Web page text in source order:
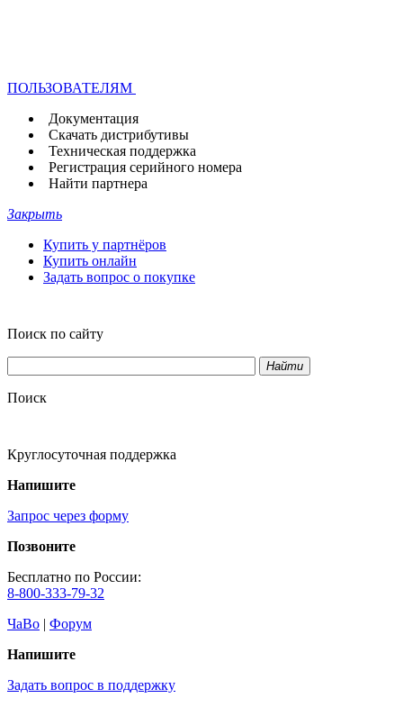
ПОЛЬЗОВАТЕЛЯМ
Документация
Скачать дистрибутивы
Техническая поддержка
Регистрация серийного номера
Найти партнера
Закрыть
Купить у партнёров
Купить онлайн
Задать вопрос о покупке
Поиск по сайту
Найти
Поиск
Круглосуточная поддержка
Напишите
Запрос через форму
Позвоните
Бесплатно по России:
8-800-333-79-32
ЧаВо | Форум
Напишите
Задать вопрос в поддержку